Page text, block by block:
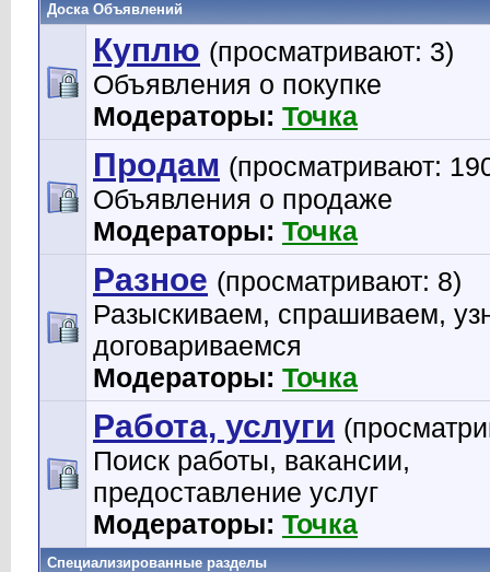
Доска Объявлений
Куплю (просматривают: 3)
Объявления о покупке
Модераторы: Точка
Продам (просматривают:
Объявления о продаже
Модераторы: Точка
Разное (просматривают: 8)
Разыскиваем, спрашиваем,
договариваемся
Модераторы: Точка
Работа, услуги
Поиск работы, вакансии,
предоставление услуг
Модераторы: Точка
Специализированные разделы